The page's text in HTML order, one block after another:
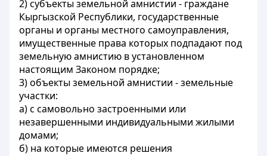
2) субъекты земельной амнистии - граждане
Кыргызской Республики, государственные
органы и органы местного самоуправления,
имущественные права которых подпадают под
земельную амнистию в установленном
настоящим Законом порядке;
3) объекты земельной амнистии - земельные
участки:
а) с самовольно застроенными или
незавершенными индивидуальными жилыми
домами;
б) на которые имеются решения